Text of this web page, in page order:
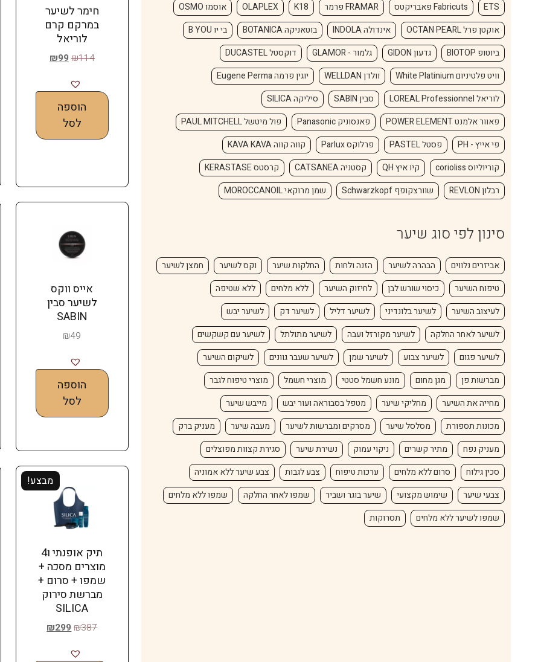
ETS Fabricuts פאבריקטס FRAMAR פרמר K18
OLAPLEX
אוסמו OSMO
אוקטן פרל OCTAN PEARL
אינדולה INDOLA בוטאניקה BOTANICA
בי יו B YOU
ביוטופ BIOTOP
גדעון GIDON גלמור - GLAMOR
דוקסטל DUCASTEL
וויט פלטיניום White Platinium
וולדן WELLDAN
יוגין פרמה Eugene Perma
לוריאל LOREAL Professionnel
סבין SABIN
סיליקה SILICA
פאוור אלמנט POWER ELEMENT
פאנסוניק Panasonic
פול מיטשל PAUL MITCHELL
פי אייץ - PH
פסטל PASTEL פרלוקס Parlux
קווה קווה KAVA KAVA
קוריוליוס corioliss
קיו איץ QH קסטניה CATSANEA
קרסטס KERASTASE
רבלון REVLON
שוורצקופף Schwarzkopf שמן מרוקאי MOROCCANOIL
סינון לפי סוג שיער
אביזרים נלווים הבהרה לשיער הזנה ולחות החלקות שיער וקס לשיער
חמצן לשיער
טיפוח השיער
כיסוי שורש לבן לחיזוק השיער ללא מלחים
ללא שטיפה
לעיצוב השיער
לשיער בלונדיני לשיער דליל לשיער דק
לשיער יבש
לשיער לאחר החלקה
לשיער מקורזל ועבה לשיער מתולתל
לשיער עם קשקשים
לשיער פגום
לשיער צבוע לשיער שמן לשיער שעבר גוונים
לשיקום השיער
מברשות פן
מגן מחום מונע חשמל סטטי מוצרי חשמל
מוצרי טיפוח לגבר
מחייה את השיער
מחליקי שיער מטפל בסבוראה ועור יבש
מייבש שיער
מכונות תספורת
מסלסל שיער מסרקים ומברשות לשיער מעבה שיער
מעניק ברק
מעניק נפח
מתיר קשרים ניקוי עמוק נשירת שיער
סגירת קצוות מפוצלים
סכין גילוח
סרום ללא מלחים ערכות טיפוח צבע לגבות
צבע שיער ללא אמוניה
צבעי שיער
שימוש מקצועי שיער בוגר ושביר שמפו לאחר החלקה
שמפו ללא מלחים
שמפו לשיער ללא מלחים
תסרוקות
חימר לשיער
במרקם קרם
לוריאל
₪114
₪99
הוספה
לסל
אייס ווקס
לשיער סבין
SABIN
₪49
הוספה
לסל
מבצע!
תיק אופנתי ו4
מוצרים מסכה +
שמפו + סרום +
מברשת סירוק
SILICA
₪387
₪299